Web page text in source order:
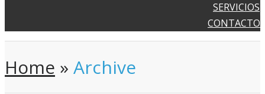
SERVICIOS
CONTACTO
Home » Archive